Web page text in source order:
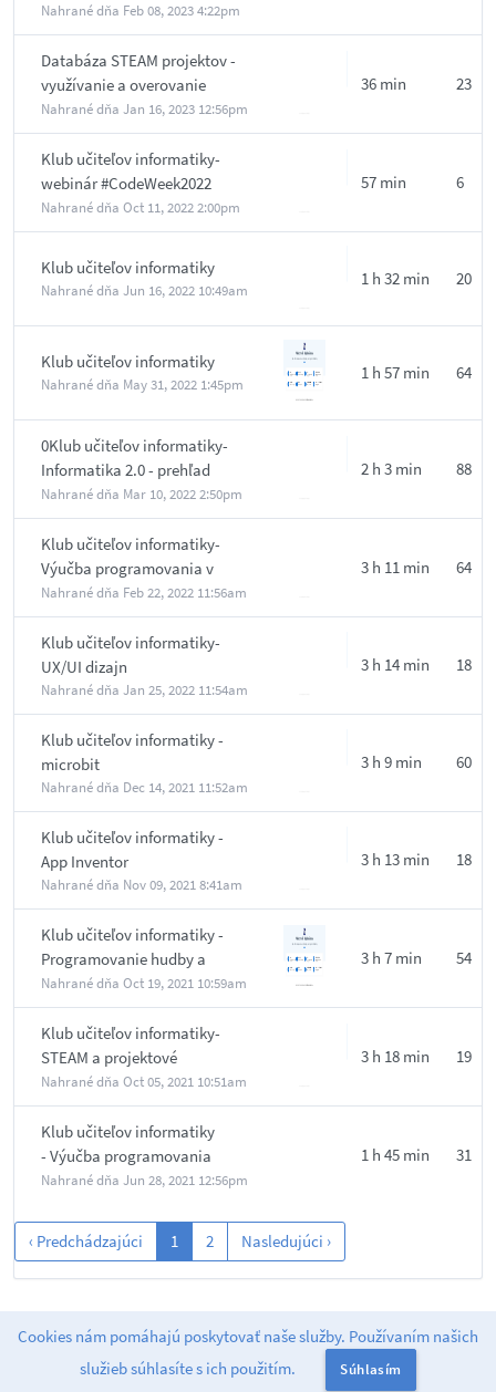
Nahrané dňa Feb 08, 2023 4:22pm
Databáza STEAM projektov -
využívanie a overovanie
návrhov projektov vo výučbe
Nahrané dňa Jan 16, 2023 12:56pm
36 min 23
Klub učiteľov informatiky-
webinár #CodeWeek2022
Spievajme so Scratchom
Nahrané dňa Oct 11, 2022 2:00pm
57 min 6
Klub učiteľov informatiky
Nahrané dňa Jun 16, 2022 10:49am
1 h 32 min 20
Klub učiteľov informatiky
Nahrané dňa May 31, 2022 1:45pm
1 h 57 min 64
0Klub učiteľov informatiky-
Informatika 2.0 - prehľad
materiálov
Nahrané dňa Mar 10, 2022 2:50pm
2 h 3 min 88
Klub učiteľov informatiky-
Výučba programovania v
Pythone na SŠ
Nahrané dňa Feb 22, 2022 11:56am
3 h 11 min 64
Klub učiteľov informatiky-
UX/UI dizajn
Nahrané dňa Jan 25, 2022 11:54am
3 h 14 min 18
Klub učiteľov informatiky -
microbit
Nahrané dňa Dec 14, 2021 11:52am
3 h 9 min 60
Klub učiteľov informatiky -
App Inventor
Nahrané dňa Nov 09, 2021 8:41am
3 h 13 min 18
Klub učiteľov informatiky -
Programovanie hudby a
zvuku
Nahrané dňa Oct 19, 2021 10:59am
3 h 7 min 54
Klub učiteľov informatiky-
STEAM a projektové
vyučovanie
Nahrané dňa Oct 05, 2021 10:51am
3 h 18 min 19
Klub učiteľov informatiky
- Výučba programovania
STEAM projektov
Nahrané dňa Jun 28, 2021 12:56pm
1 h 45 min 31
‹ Predchádzajúci 1 2 Nasledujúci ›
Powered by Greenlight . release-2.10.0.3
Cookies nám pomáhajú poskytovať naše služby. Používaním našich
služieb súhlasíte s ich použitím.
Súhlasím